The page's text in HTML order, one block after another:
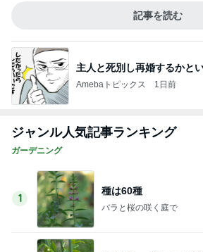
記事を読む
主人と死別し再婚するかと
Amebaトピックス 1日前
ジャンル人気記事ランキング
ガーデニング
1
種は60種
バラと桜の咲く庭で